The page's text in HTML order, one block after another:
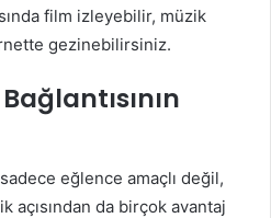
film izleyebilir, müzik
gezinebilirsiniz.
eğlence amaçlı değil,
açısından da birçok avantaj